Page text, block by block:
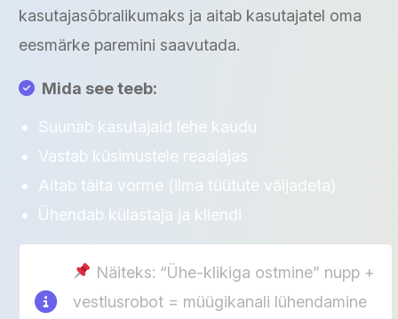
kasutajasõbralikumaks ja aitab kasutajatel oma
eesmärke paremini saavutada.
Mida see teeb:
Suunab kasutajaid lehe kaudu
Vastab küsimustele reaalajas
Aitab täita vorme (ilma tüütute väljadeta)
Ühendab külastaja ja kliendi
Näiteks: “Ühe-klikiga ostmine” nupp +
vestlusrobot = müügikanali lühendamine